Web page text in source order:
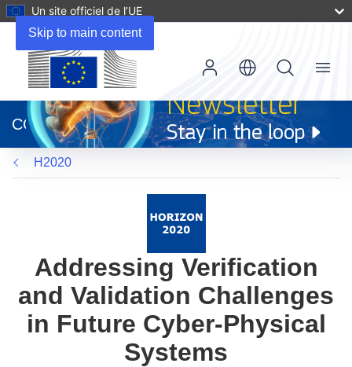
Skip to main content
Un site officiel de l’UE
dans
une
nouvelle
fenêtre)
CORDIS
Menu
H2020
Addressing Verification
and Validation Challenges
in Future Cyber-Physical
Systems